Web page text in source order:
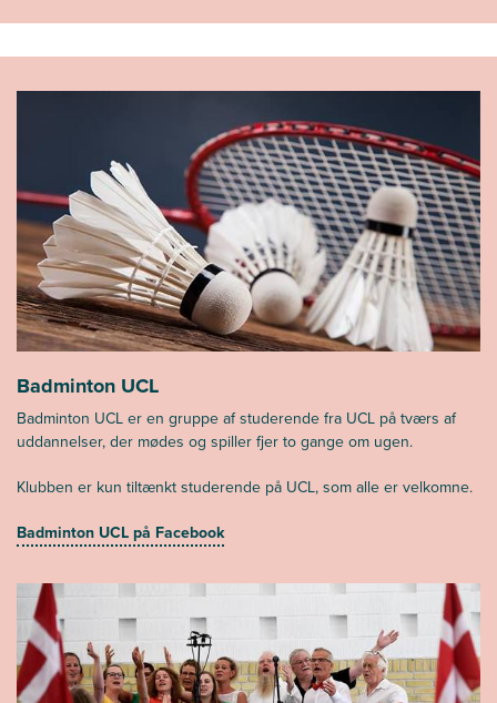
Badminton UCL
Badminton UCL er en gruppe af studerende fra UCL på tværs af
uddannelser, der mødes og spiller fjer to gange om ugen.
Klubben er kun tiltænkt studerende på UCL, som alle er velkomne.
Badminton UCL på Facebook